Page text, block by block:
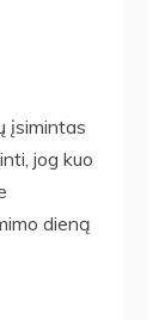
įsimintas
jog kuo
dieną